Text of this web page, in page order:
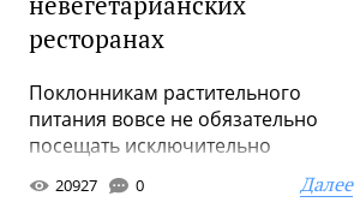
ресторанах
Поклонникам растительного
питания вовсе не обязательно
посещать исключительно
специализированные заведения:
во «всеядных...
20927 0 Далее